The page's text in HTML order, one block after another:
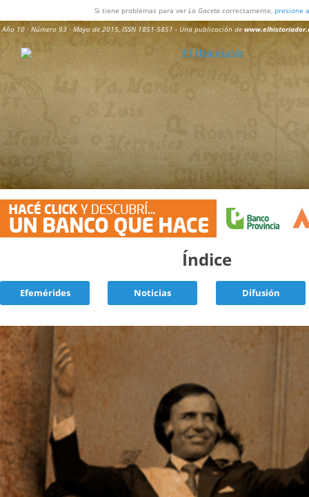
Si tiene problemas para ver La Gaceta correctamente, presione
Año 10 · Número 93 · Mayo de 2015, ISSN 1851-5851 - Una publicación de
Índice
Efemérides Noticias Difusión